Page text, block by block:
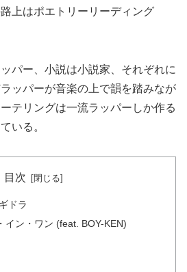
上はポエトリーリーディング
パー、小説は小説家、それぞれに
ッパーが音楽の上で韻を踏みなが
テリングは一流ラッパーしか作る
いる。
目次
ドラ
イン・ワン (feat. BOY-KEN)